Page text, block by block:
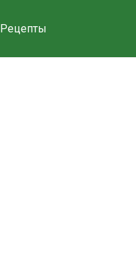
Рецепты